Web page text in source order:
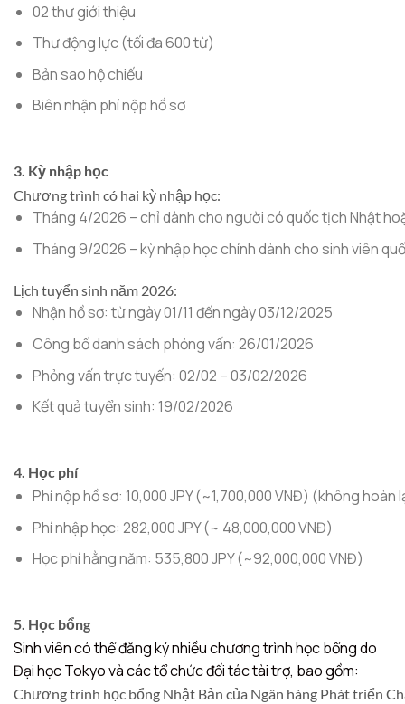
02 thư giới thiệu
Thư động lực (tối đa 600 từ)
Bản sao hộ chiếu
Biên nhận phí nộp hồ sơ
3. Kỳ nhập học
Chương trình có hai kỳ nhập học:
Tháng 4/2026 – chỉ dành cho người có quốc tịch Nhật
Tháng 9/2026 – kỳ nhập học chính dành cho sinh viên
Lịch tuyển sinh năm 2026:
Nhận hồ sơ: từ ngày 01/11 đến ngày 03/12/2025
Công bố danh sách phỏng vấn: 26/01/2026
Phỏng vấn trực tuyến: 02/02 – 03/02/2026
Kết quả tuyển sinh: 19/02/2026
4. Học phí
Phí nộp hồ sơ: 10,000 JPY (~1,700,000 VNĐ) (không hoàn
Phí nhập học: 282,000 JPY (~ 48,000,000 VNĐ)
Học phí hằng năm: 535,800 JPY (~92,000,000 VNĐ)
5. Học bổng
Sinh viên có thể đăng ký nhiều chương trình học bổng do
Đại học Tokyo và các tổ chức đối tác tài trợ, bao gồm:
Chương trình học bổng Nhật Bản của Ngân hàng Phát triển